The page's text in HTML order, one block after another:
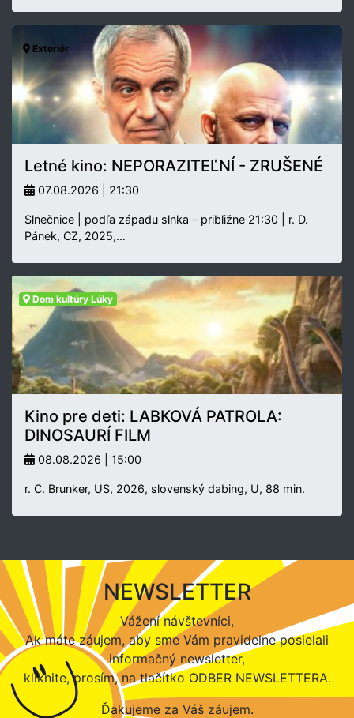
Exteriér
Letné kino: NEPORAZITEĽNÍ - ZRUŠENÉ
07.08.2026 | 21:30
Slnečnice | podľa západu slnka – približne 21:30 | r. D.
Pánek, CZ, 2025,…
Dom kultúry Lúky
Kino pre deti: LABKOVÁ PATROLA:
DINOSAURÍ FILM
08.08.2026 | 15:00
r. C. Brunker, US, 2026, slovenský dabing, U, 88 min.
NEWSLETTER
Vážení návštevníci,
Ak máte záujem, aby sme Vám pravidelne posielali
informačný newsletter,
kliknite, prosím, na tlačítko ODBER NEWSLETTERA.
Ďakujeme za Váš záujem.